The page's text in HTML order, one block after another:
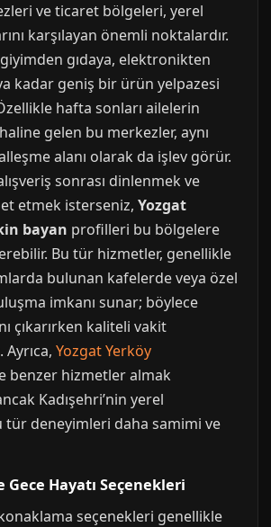
ve ticaret bölgeleri, yerel
karşılayan önemli noktalardır.
gıdaya, elektronikten
kadar geniş bir ürün yelpazesi
hafta sonları ailelerin
gelen bu merkezler, aynı
alanı olarak da işlev görür.
sonrası dinlenmek ve
etmek isterseniz, Yozgat
bayan profilleri bu bölgelere
Bu tür hizmetler, genellikle
bulunan kafelerde veya özel
imkanı sunar; böylece
çıkarırken kaliteli vakit
Yozgat Yerköy
benzer hizmetler almak
Kadışehri’nin yerel
tür deneyimleri daha samimi ve
Gece Hayatı Seçenekleri
konaklama seçenekleri genellikle